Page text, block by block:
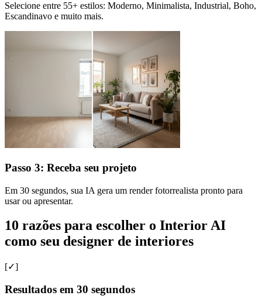
Selecione entre 55+ estilos: Moderno, Minimalista, Industrial, Boho,
Escandinavo e muito mais.
Passo 3: Receba seu projeto
Em 30 segundos, sua IA gera um render fotorrealista pronto para
usar ou apresentar.
10 razões para escolher o Interior AI
como seu designer de interiores
[✓]
Resultados em 30 segundos